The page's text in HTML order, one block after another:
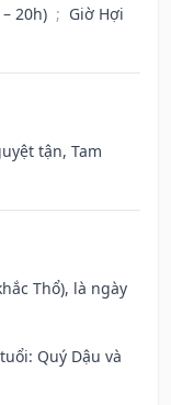
20h) ; Giờ Hợi
tận, Tam
Thổ), là ngày
Quý Dậu và